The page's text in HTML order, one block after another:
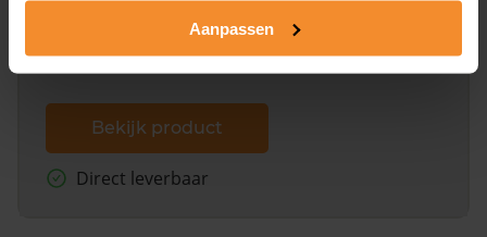
Aanpassen
dit inclusief de luchtfoto!
Bekijk product
Direct leverbaar